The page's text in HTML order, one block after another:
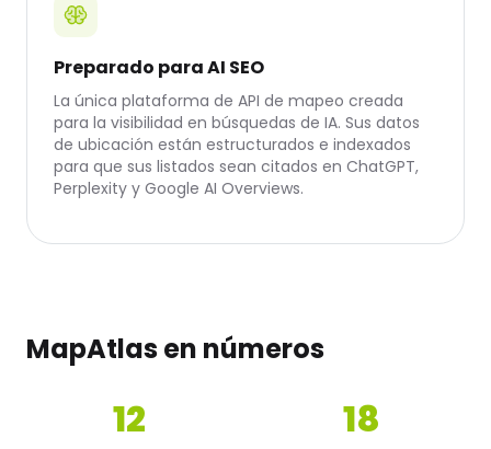
Preparado para AI SEO
La única plataforma de API de mapeo creada
para la visibilidad en búsquedas de IA. Sus datos
de ubicación están estructurados e indexados
para que sus listados sean citados en ChatGPT,
Perplexity y Google AI Overviews.
MapAtlas en números
12 18